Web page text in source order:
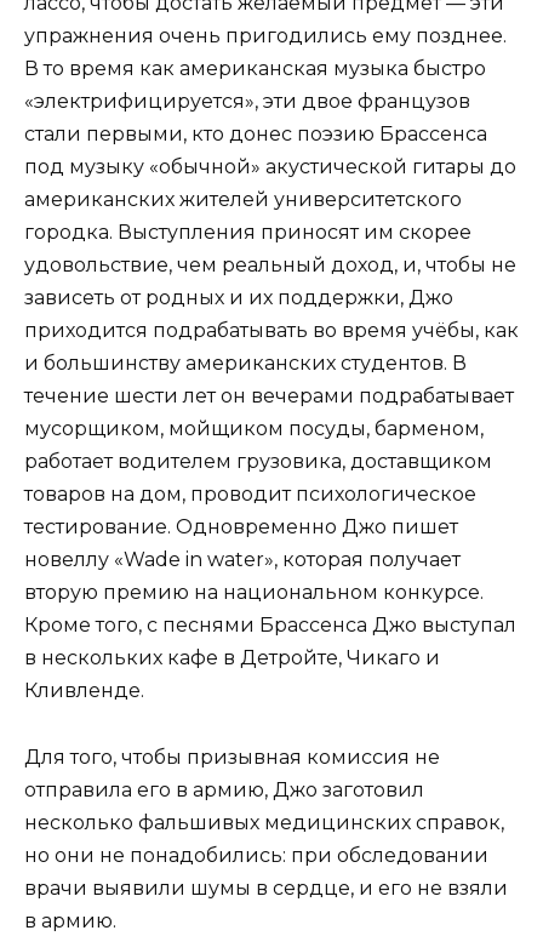
упражнения очень пригодились ему позднее.
В то время как американская музыка быстро
«электрифицируется», эти двое французов
стали первыми, кто донес поэзию Брассенса
под музыку «обычной» акустической гитары до
американских жителей университетского
городка. Выступления приносят им скорее
удовольствие, чем реальный доход, и, чтобы не
зависеть от родных и их поддержки, Джо
приходится подрабатывать во время учёбы, как
и большинству американских студентов. В
течение шести лет он вечерами подрабатывает
мусорщиком, мойщиком посуды, барменом,
работает водителем грузовика, доставщиком
товаров на дом, проводит психологическое
тестирование. Одновременно Джо пишет
новеллу «Wade in water», которая получает
вторую премию на национальном конкурсе.
Кроме того, с песнями Брассенса Джо выступал
в нескольких кафе в Детройте, Чикаго и
Кливленде.
Для того, чтобы призывная комиссия не
отправила его в армию, Джо заготовил
несколько фальшивых медицинских справок,
но они не понадобились: при обследовании
врачи выявили шумы в сердце, и его не взяли
в армию.